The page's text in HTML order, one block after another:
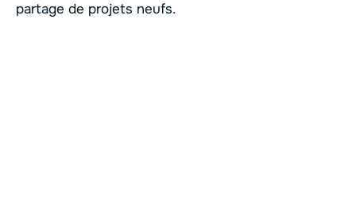
partage de projets neufs.